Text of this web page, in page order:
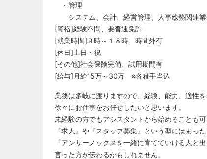
・管理
システム、会計、経営管理、人事総務関連業
[資格]経験不問、要普通免許
[就業時間]９時～１８時 時間外有
[休日]土日・祝
[その他]社会保険完備、試用期間有
[給与]月給15万～30万 ※各種手当込
業務は多岐に渡りますので、経験、能力、適性を
徐々にお仕事をお任せしたいと思います。
未経験の方でもアシスタントから始めることも可
『求人』や『スタッフ募集』という型にはまっ
『アンサーノックスを一緒に育てていける人と
言った方が伝わるかもしれません。